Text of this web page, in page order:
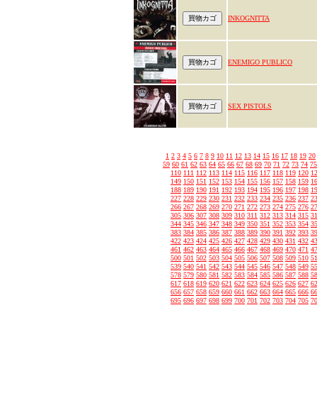
INKOGNITTA
ENEMIGO PUBLICO
SEX PISTOLS
1 2 3 4 5 6 7 8 9 10 11 12 13 14 15 16 17 18 19 20
59 60 61 62 63 64 65 66 67 68 69 70 71 72 73 74 75
110 111 112 113 114 115 116 117 118 119 120
149 150 151 152 153 154 155 156 157 158 159
188 189 190 191 192 193 194 195 196 197 198
227 228 229 230 231 232 233 234 235 236 237
266 267 268 269 270 271 272 273 274 275 276
305 306 307 308 309 310 311 312 313 314 315
344 345 346 347 348 349 350 351 352 353 354
383 384 385 386 387 388 389 390 391 392 393
422 423 424 425 426 427 428 429 430 431 432
461 462 463 464 465 466 467 468 469 470 471
500 501 502 503 504 505 506 507 508 509 510
539 540 541 542 543 544 545 546 547 548 549
578 579 580 581 582 583 584 585 586 587 588
617 618 619 620 621 622 623 624 625 626 627
656 657 658 659 660 661 662 663 664 665 666
695 696 697 698 699 700 701 702 703 704 705